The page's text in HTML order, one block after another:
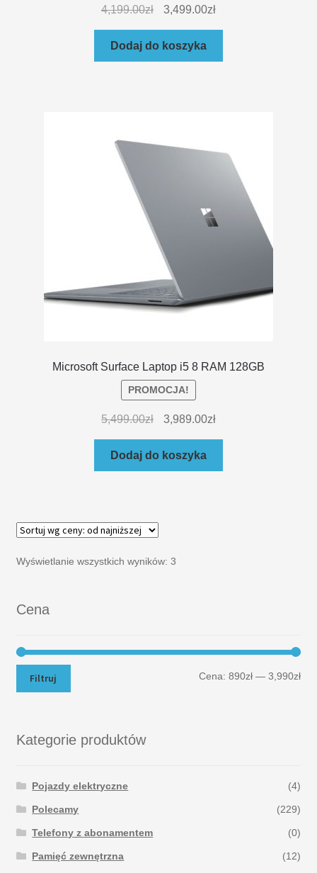
4,199.00zł 3,499.00zł
Dodaj do koszyka
Microsoft Surface Laptop i5 8 RAM 128GB
PROMOCJA!
5,499.00zł 3,989.00zł
Dodaj do koszyka
Wyświetlanie wszystkich wyników: 3
Cena
Filtruj Cena:890zł —3,990zł
Kategorie produktów
Pojazdy elektryczne (4)
Polecamy (229)
Telefony z abonamentem (0)
Pamięć zewnętrzna (12)